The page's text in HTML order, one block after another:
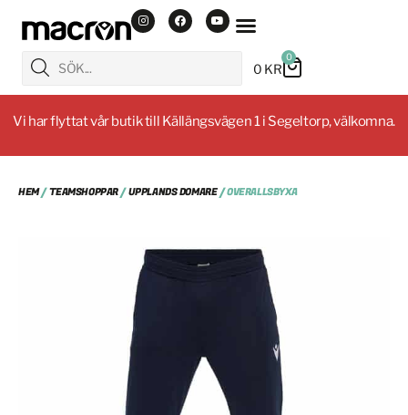
0 KR
0
Vi har flyttat vår butik till Källängsvägen 1 i Segeltorp, välkomna.
HEM/TEAMSHOPPAR/UPPLANDS DOMARE/ OVERALLSBYXA